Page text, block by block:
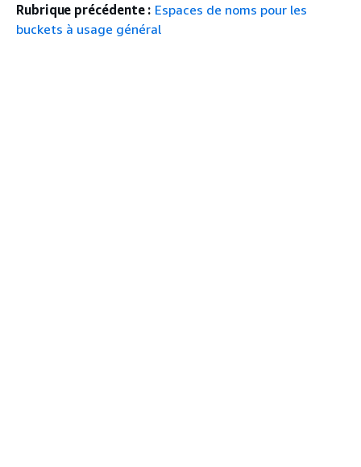
Rubrique précédente : Espaces de noms pour les
buckets à usage général